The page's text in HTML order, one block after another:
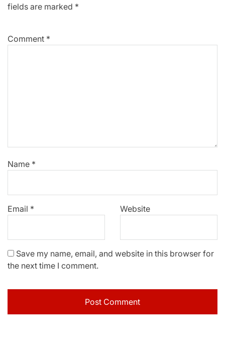
fields are marked *
Comment *
Name *
Email * Website
Save my name, email, and website in this browser for
the next time I comment.